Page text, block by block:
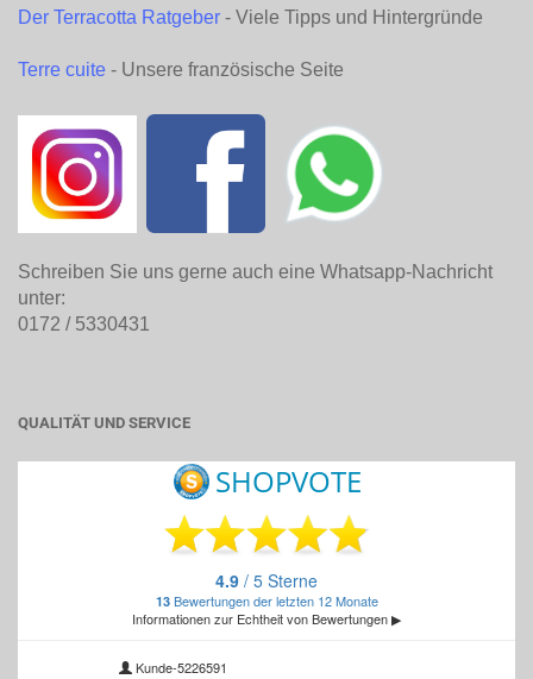
Der Terracotta Ratgeber - Viele Tipps und Hintergründe
Terre cuite - Unsere französische Seite
Schreiben Sie uns gerne auch eine Whatsapp-Nachricht
unter:
0172 / 5330431
QUALITÄT UND SERVICE